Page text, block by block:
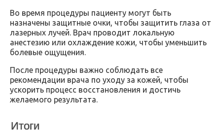
Во время процедуры пациенту могут быть
назначены защитные очки, чтобы защитить глаза от
лазерных лучей. Врач проводит локальную
анестезию или охлаждение кожи, чтобы уменьшить
болевые ощущения.
После процедуры важно соблюдать все
рекомендации врача по уходу за кожей, чтобы
ускорить процесс восстановления и достичь
желаемого результата.
Итоги